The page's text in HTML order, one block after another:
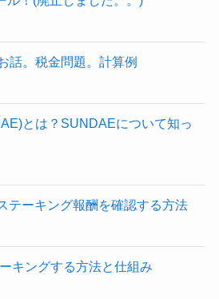
話。税金問題。計算例
とは？SUNDAEについて知っ
テーキング報酬を確認する方法
キングする方法と仕組み